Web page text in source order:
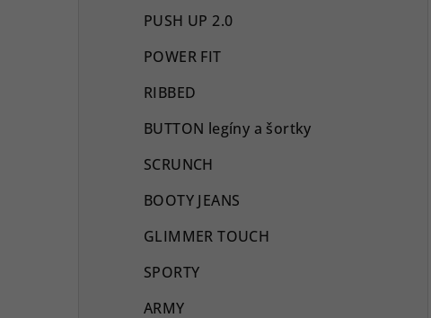
PUSH UP 2.0
POWER FIT
RIBBED
BUTTON legíny a šortky
SCRUNCH
BOOTY JEANS
GLIMMER TOUCH
SPORTY
ARMY